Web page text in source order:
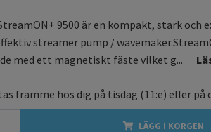
9500 är en kompakt, stark och
streamer pump /
med ett magnetiskt fäste vilket g...
framme hos dig på tisdag (11:e) eller på
LÄGG I KORGEN